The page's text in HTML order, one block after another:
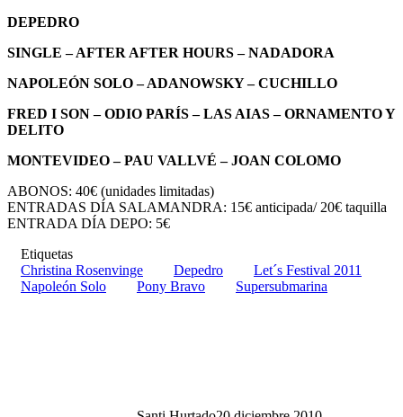
DEPEDRO
SINGLE – AFTER AFTER HOURS – NADADORA
NAPOLEÓN SOLO – ADANOWSKY – CUCHILLO
FRED I SON – ODIO PARÍS – LAS AIAS – ORNAMENTO Y
DELITO
MONTEVIDEO – PAU VALLVÉ – JOAN COLOMO
ABONOS: 40€ (unidades limitadas)
ENTRADAS DÍA SALAMANDRA: 15€ anticipada/ 20€ taquilla
ENTRADA DÍA DEPO: 5€
Etiquetas
Christina Rosenvinge
Depedro
Let´s Festival 2011
Napoleón Solo
Pony Bravo Supersubmarina